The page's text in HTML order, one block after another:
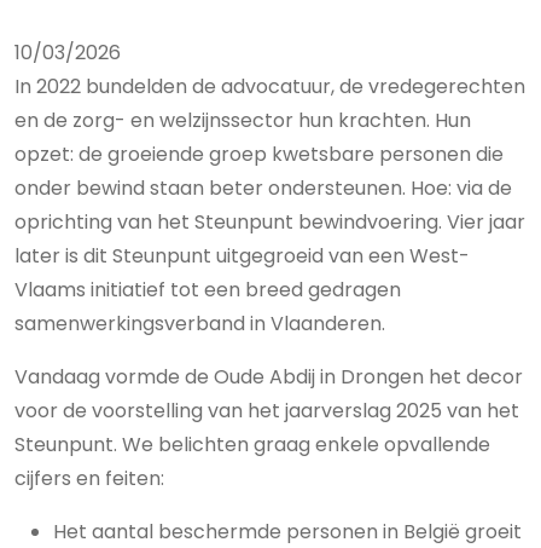
10/03/2026
In 2022 bundelden de advocatuur, de vredegerechten
en de zorg- en welzijnssector hun krachten. Hun
opzet: de groeiende groep kwetsbare personen die
onder bewind staan beter ondersteunen. Hoe: via de
oprichting van het Steunpunt bewindvoering. Vier jaar
later is dit Steunpunt uitgegroeid van een West-
Vlaams initiatief tot een breed gedragen
samenwerkingsverband in Vlaanderen.
Vandaag vormde de Oude Abdij in Drongen het decor
voor de voorstelling van het jaarverslag 2025 van het
Steunpunt. We belichten graag enkele opvallende
cijfers en feiten:
Het aantal beschermde personen in België groeit